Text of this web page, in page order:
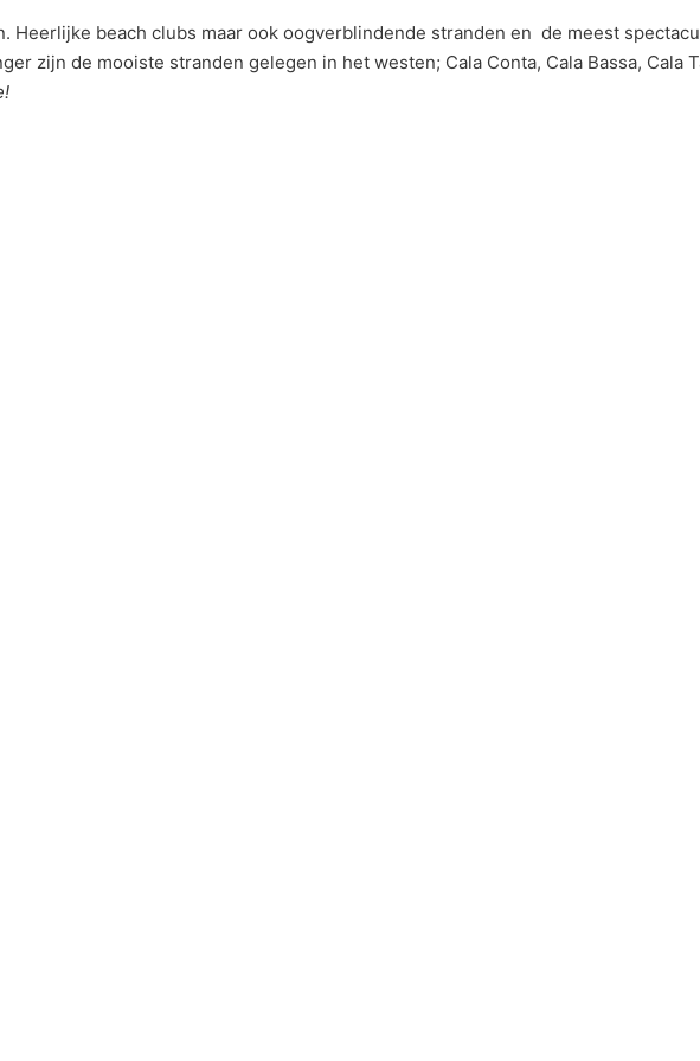
Heerlijke beach clubs maar ook oogverblindende stranden en de meest
zijn de mooiste stranden gelegen in het westen; Cala Conta, Cala Bassa, Cala